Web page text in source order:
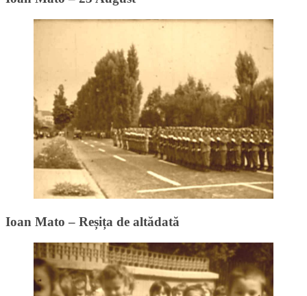
Ioan Mato – Reșița de altădată